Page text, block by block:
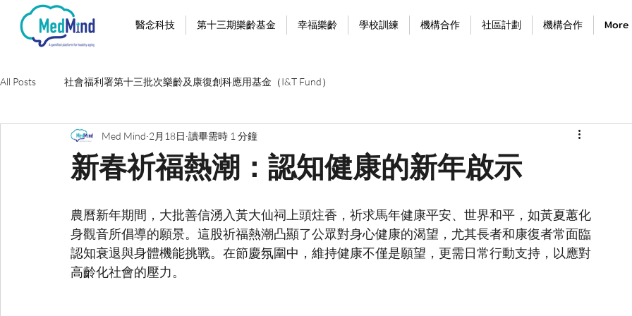
醫念科技 第十三期樂齡基金 幸福樂齡 學校訓練 機構合作 社區計劃 機構合作 More
All Posts 社會福利署第十三批次樂齡及康復創科應用基金（I&T Fund）
新春祈福熱潮：認知健康的新年啟示
Med Mind 2月18日 讀畢需時 1 分鐘
農曆新年期間，大批善信湧入黃大仙祠上頭炷香，祈求馬年健康平安、世界和平，如黃夏蕙化
身觀音所倡導的願景。這股祈福熱潮凸顯了公眾對身心健康的渴望，尤其長者和康復者常面臨
認知衰退與身體機能挑戰。在節慶氛圍中，維持健康不僅是願望，更需日常行動支持，以應對